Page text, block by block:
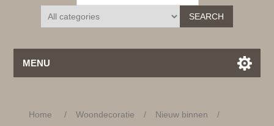
SEARCH
MENU
Home / Woondecoratie / Nieuw binnen
/